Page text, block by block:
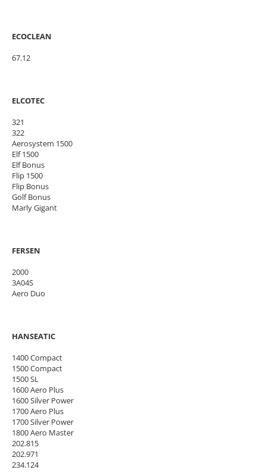
ECOCLEAN
67.12
ELCOTEC
321
322
Aerosystem 1500
Elf 1500
Elf Bonus
Flip 1500
Flip Bonus
Golf Bonus
Marly Gigant
FERSEN
2000
3A04S
Aero Duo
HANSEATIC
1400 Compact
1500 Compact
1500 SL
1600 Aero Plus
1600 Silver Power
1700 Aero Plus
1700 Silver Power
1800 Aero Master
202.815
202.971
234.124